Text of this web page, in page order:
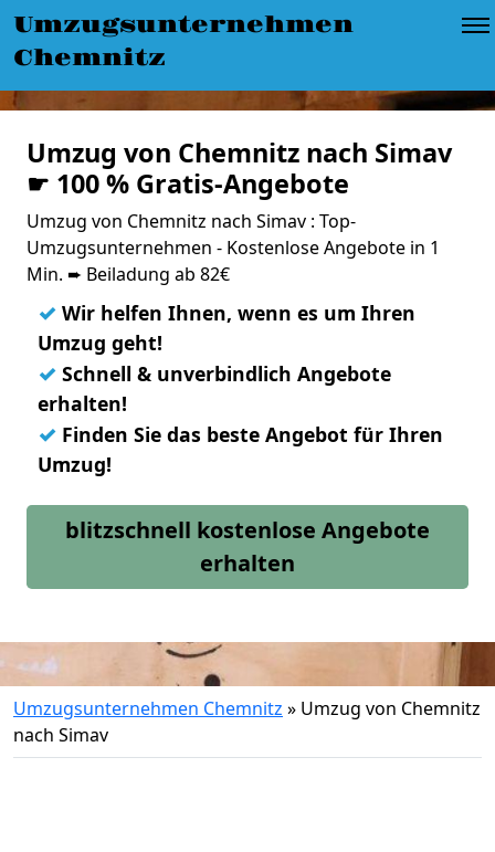
Umzugsunternehmen
Chemnitz
Umzug von Chemnitz nach Simav
☛ 100 % Gratis-Angebote
Umzug von Chemnitz nach Simav : Top-
Umzugsunternehmen - Kostenlose Angebote in 1
Min. ➨ Beiladung ab 82€
✓ Wir helfen Ihnen, wenn es um Ihren
Umzug geht!
✓ Schnell & unverbindlich Angebote
erhalten!
✓ Finden Sie das beste Angebot für Ihren
Umzug!
blitzschnell kostenlose Angebote
erhalten
Umzugsunternehmen Chemnitz » Umzug von Chemnitz
nach Simav